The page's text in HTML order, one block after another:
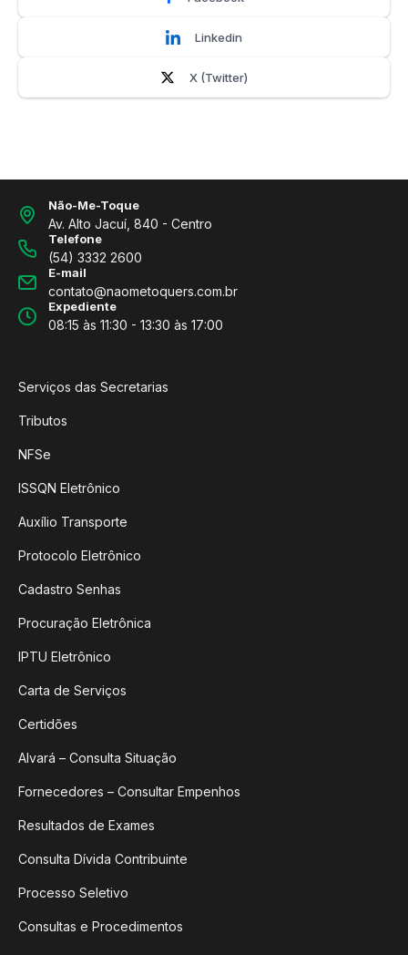
Linkedin
X (Twitter)
Não-Me-Toque
Av. Alto Jacuí, 840 - Centro
Telefone
(54) 3332 2600
E-mail
contato@naometoquers.com.br
Expediente
08:15 às 11:30 - 13:30 às 17:00
Serviços das Secretarias
Tributos
NFSe
ISSQN Eletrônico
Auxílio Transporte
Protocolo Eletrônico
Cadastro Senhas
Procuração Eletrônica
IPTU Eletrônico
Carta de Serviços
Certidões
Alvará – Consulta Situação
Fornecedores – Consultar Empenhos
Resultados de Exames
Consulta Dívida Contribuinte
Processo Seletivo
Consultas e Procedimentos